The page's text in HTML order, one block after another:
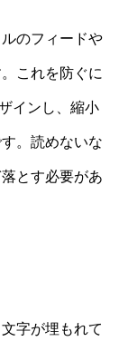
のフィードや
これを防ぐに
インし、縮小
。読めないな
とす必要があ
字が埋もれて